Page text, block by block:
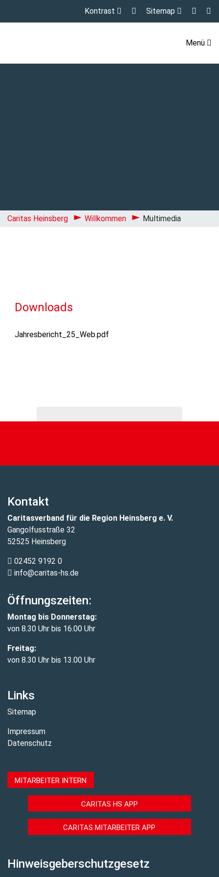
Kontrast Sitemap
Menü
Caritas Heinsberg Willkommen Multimedia
Downloads
Jahresbericht_25_Web.pdf
Kontakt
Caritasverband für die Region Heinsberg e. V.
Gangolfusstraße 32
52525 Heinsberg
02452 9192 0
info@caritas-hs.de
Öffnungszeiten:
Montag bis Donnerstag:
von 8.30 Uhr bis 16.00 Uhr
Freitag:
von 8.30 Uhr bis 13.00 Uhr
Links
Sitemap
Impressum
Datenschutz
MITARBEITER INTERN
CARITAS HS APP
CARITAS MITARBEITER APP
Hinweis­geber­schutz­gesetz